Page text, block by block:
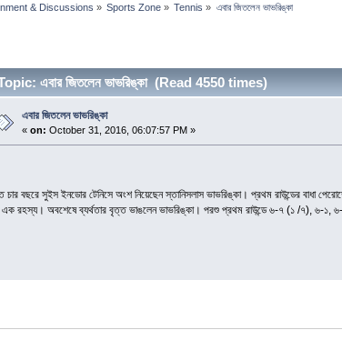
& Discussions » Sports Zone » Tennis » এবার জিতলেন ভাভরিঙ্কা
এবার জিতলেন ভাভরিঙ্কা (Read 4550 times)
এবার জিতলেন ভাভরিঙ্কা
«on: October 31, 2016, 06:07:57 PM »
চার বছরে সুইস ইনডোর টেনিসে অংশ নিয়েছেন স্তানিসলাস ভাভরিঙ্কা। প্রথম রাউন্ডের বাধা
রহস্য। অবশেষে ব্যর্থতার বৃত্ত ভাঙলেন ভাভরিঙ্কা। পরশু প্রথম রাউন্ডে ৬-৭ (১ /৭), ৬-১, ৬-৪